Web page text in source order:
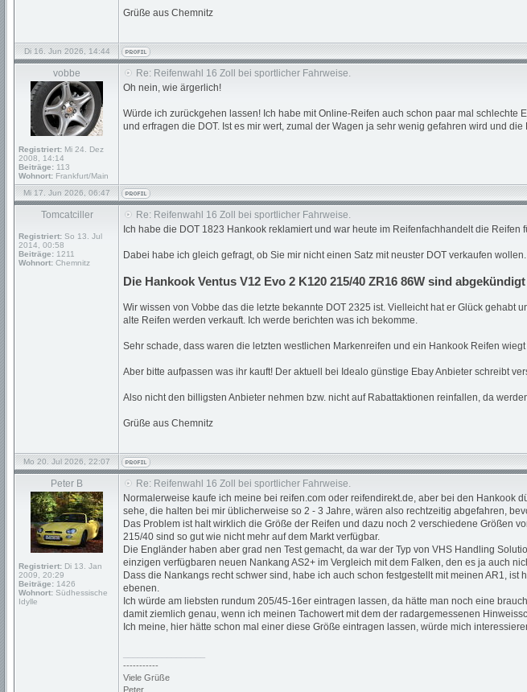
Grüße aus Chemnitz
Di 16. Jun 2026, 14:44
vobbe
Registriert: Mi 24. Dez
2008, 14:14
Beiträge: 113
Wohnort: Frankfurt/Main
Re: Reifenwahl 16 Zoll bei sportlicher Fahrweise.
Oh nein, wie ärgerlich!
Würde ich zurückgehen lassen! Ich habe mit Online-Reifen auch schon paar mal
und erfragen die DOT. Ist es mir wert, zumal der Wagen ja sehr wenig gefahren wird und
Mi 17. Jun 2026, 06:47
Tomcatciller
Registriert: So 13. Jul
2014, 00:58
Beiträge: 1211
Wohnort: Chemnitz
Re: Reifenwahl 16 Zoll bei sportlicher Fahrweise.
Ich habe die DOT 1823 Hankook reklamiert und war heute im Reifenfachhandelt die Reifen
Dabei habe ich gleich gefragt, ob Sie mir nicht einen Satz mit neuster DOT verkaufen
Die Hankook Ventus V12 Evo 2 K120 215/40 ZR16 86W sind
Wir wissen von Vobbe das die letzte bekannte DOT 2325 ist. Vielleicht hat er Glück
alte Reifen werden verkauft. Ich werde berichten was ich bekomme.
Sehr schade, dass waren die letzten westlichen Markenreifen und ein Hankook Reifen
Aber bitte aufpassen was ihr kauft! Der aktuell bei Idealo günstige Ebay Anbieter schreibt
Also nicht den billigsten Anbieter nehmen bzw. nicht auf Rabattaktionen reinfallen, da
Grüße aus Chemnitz
Mo 20. Jul 2026, 22:07
Peter B
Registriert: Di 13. Jan
2009, 20:29
Beiträge: 1426
Wohnort: Südhessische
Idylle
Re: Reifenwahl 16 Zoll bei sportlicher Fahrweise.
Normalerweise kaufe ich meine bei reifen.com oder reifendirekt.de, aber bei den Hankook
sehe, die halten bei mir üblicherweise so 2 - 3 Jahre, wären also rechtzeitig abgefahren,
Das Problem ist halt wirklich die Größe der Reifen und dazu noch 2 verschiedene Größen
215/40 sind so gut wie nicht mehr auf dem Markt verfügbar.
Die Engländer haben aber grad nen Test gemacht, da war der Typ von VHS Handling
einzigen verfügbaren neuen Nankang AS2+ im Vergleich mit dem Falken, den es ja auch
Dass die Nankangs recht schwer sind, habe ich auch schon festgestellt mit meinen AR1,
ebenen.
Ich würde am liebsten rundum 205/45-16er eintragen lassen, da hätte man noch eine
damit ziemlich genau, wenn ich meinen Tachowert mit dem der radargemessenen
Ich meine, hier hätte schon mal einer diese Größe eintragen lassen, würde mich
-----------
Viele Grüße
Peter